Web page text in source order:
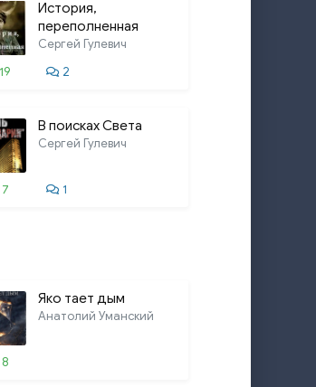
История,
переполненная
ненавистью
Сергей Гулевич
19
2
В поисках Света
Сергей Гулевич
7 1
Яко тает дым
Анатолий Уманский
8